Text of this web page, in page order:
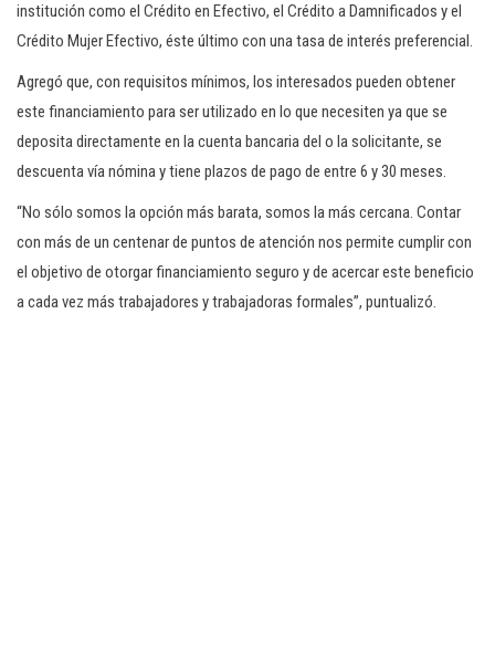
institución como el Crédito en Efectivo, el Crédito a Damnificados y el
Crédito Mujer Efectivo, éste último con una tasa de interés preferencial.
Agregó que, con requisitos mínimos, los interesados pueden obtener
este financiamiento para ser utilizado en lo que necesiten ya que se
deposita directamente en la cuenta bancaria del o la solicitante, se
descuenta vía nómina y tiene plazos de pago de entre 6 y 30 meses.
“No sólo somos la opción más barata, somos la más cercana. Contar
con más de un centenar de puntos de atención nos permite cumplir con
el objetivo de otorgar financiamiento seguro y de acercar este beneficio
a cada vez más trabajadores y trabajadoras formales”, puntualizó.